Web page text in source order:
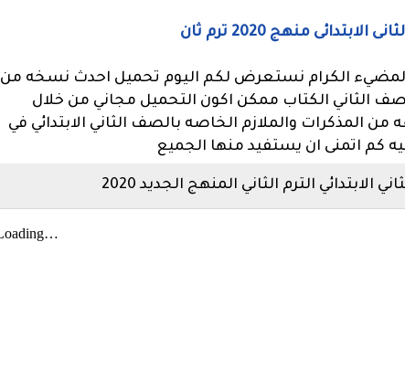
منهج 2020 ترم ثان
الكرام نستعرض لكم اليوم تحميل احدث نسخه من
الثاني الكتاب ممكن اكون التحميل مجاني من خلال
المذكرات والملازم الخاصه بالصف الثاني الابتدائي في
كم اتمنى ان يستفيد منها الجميع
الترم الثاني المنهج الجديد 2020